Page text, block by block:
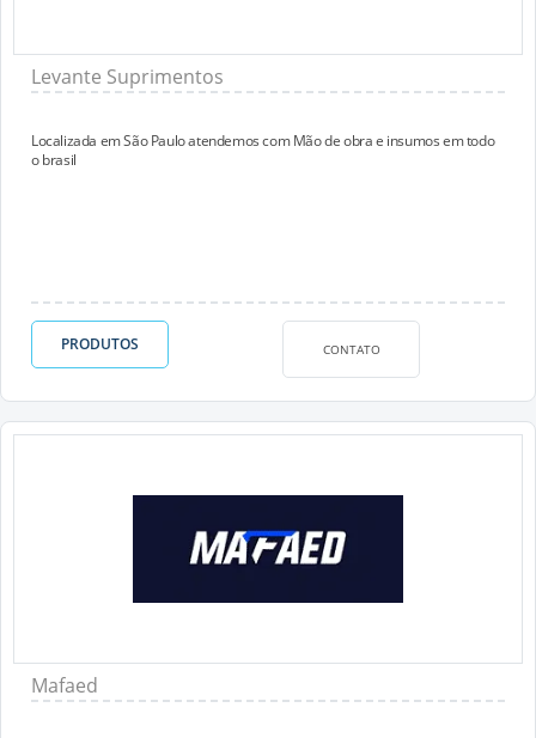
Levante Suprimentos
Localizada em São Paulo atendemos com Mão de obra e insumos em todo
o brasil
PRODUTOS CONTATO
Mafaed